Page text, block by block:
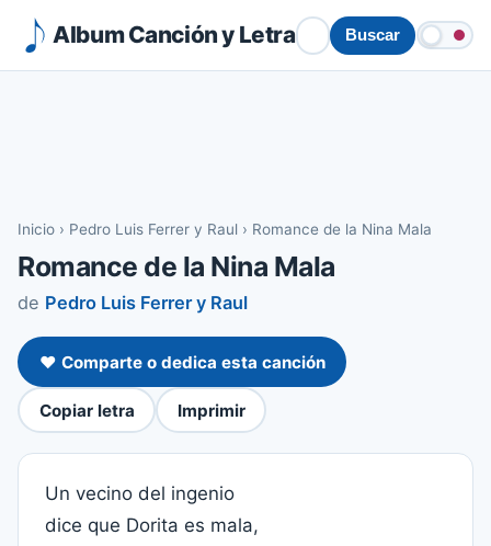
Album Canción y Letra Buscar
Inicio › Pedro Luis Ferrer y Raul › Romance de la Nina Mala
Romance de la Nina Mala
de Pedro Luis Ferrer y Raul
❤️ Comparte o dedica esta canción
Copiar letra Imprimir
Un vecino del ingenio
dice que Dorita es mala,